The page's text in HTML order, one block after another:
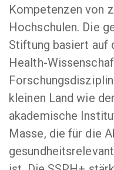
Kompetenzen von
Hochschulen. Die
Stiftung basiert auf
Health-
kleinen Land wie
akademische
Masse, die für die